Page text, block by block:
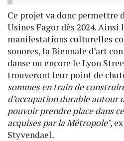
Ce projet va donc permettre
Usines Fagor dès 2024. Ainsi
manifestations culturelles
sonores, la Biennale d’art
danse ou encore le Lyon
trouveront leur point de
sommes en train de
d’occupation durable autour
pouvoir prendre place dans
acquises par la Métropole",
Styvendael.